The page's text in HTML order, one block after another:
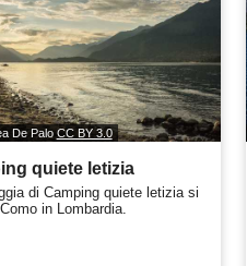
De PaloCC BY 3.0
quiete letizia
di Camping quiete letizia si
in Lombardia.